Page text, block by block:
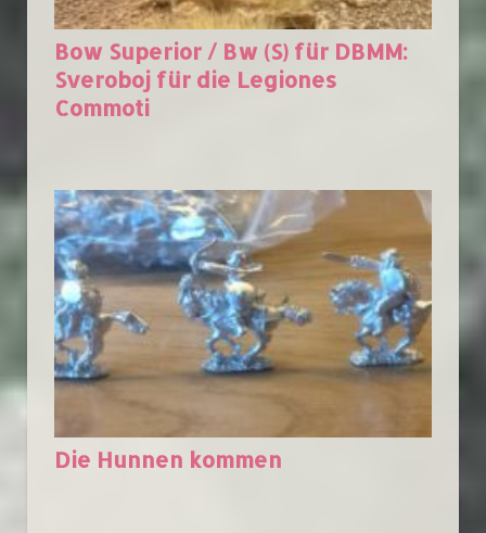
Bow Superior / Bw (S) für DBMM:
Sveroboj für die Legiones
Commoti
Die Hunnen kommen